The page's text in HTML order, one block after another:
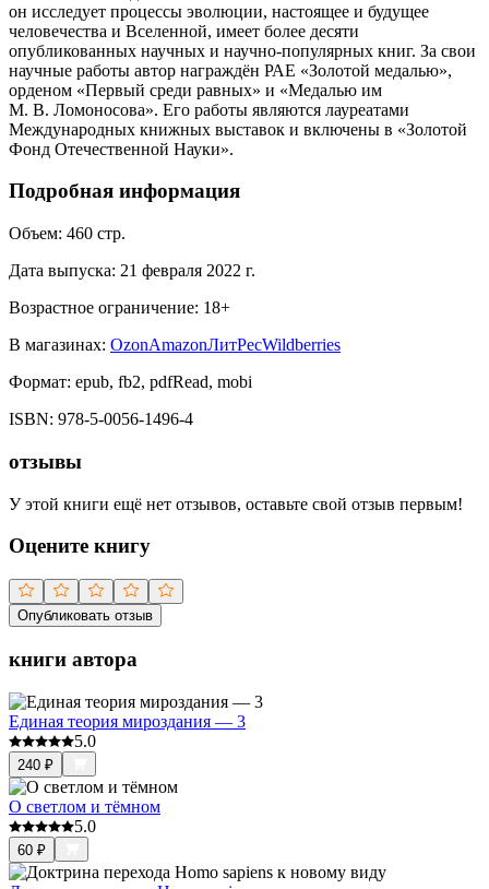
он исследует процессы эволюции, настоящее и будущее
человечества и Вселенной, имеет более десяти
опубликованных научных и научно-популярных книг. За свои
научные работы автор награждён РАЕ «Золотой медалью»,
орденом «Первый среди равных» и «Медалью им
М. В. Ломоносова». Его работы являются лауреатами
Международных книжных выставок и включены в «Золотой
Фонд Отечественной Науки».
Подробная информация
Объем: 460 стр.
Дата выпуска: 21 февраля 2022 г.
Возрастное ограничение: 18+
В магазинах: OzonAmazonЛитРесWildberries
Формат: epub, fb2, pdfRead, mobi
ISBN: 978-5-0056-1496-4
отзывы
У этой книги ещё нет отзывов, оставьте свой отзыв первым!
Оцените книгу
Опубликовать отзыв
книги автора
Единая теория мироздания — 3
5.0
240 ₽
О светлом и тёмном
5.0
60 ₽